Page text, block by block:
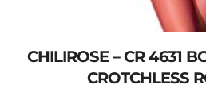
CHILIROSE – CR 4631
CROTCHLESS